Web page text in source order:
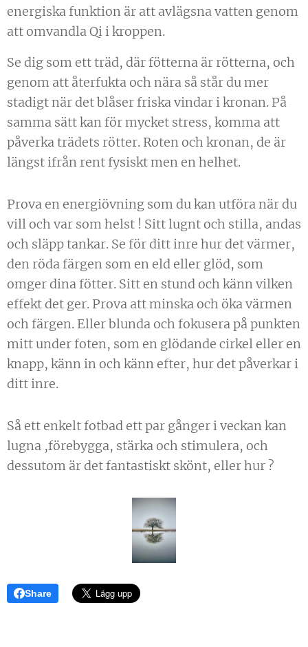
energiska funktion är att avlägsna vatten genom
att omvandla Qi i kroppen.
Se dig som ett träd, där fötterna är rötterna, och
genom att återfukta och nära så står du mer
stadigt när det blåser friska vindar i kronan. På
samma sätt kan för mycket stress, komma att
påverka trädets rötter. Roten och kronan, de är
längst ifrån rent fysiskt men en helhet.
Prova en energiövning som du kan utföra när du
vill och var som helst ! Sitt lugnt och stilla, andas
och släpp tankar. Se för ditt inre hur det värmer,
den röda färgen som en eld eller glöd, som
omger dina fötter. Sitt en stund och känn vilken
effekt det ger. Prova att minska och öka värmen
och färgen. Eller blunda och fokusera på punkten
mitt under foten, som en glödande cirkel eller en
knapp, känn in och känn efter, hur det påverkar i
ditt inre.
Så ett enkelt fotbad ett par gånger i veckan kan
lugna ,förebygga, stärka och stimulera, och
dessutom är det fantastiskt skönt, eller hur ?
Share